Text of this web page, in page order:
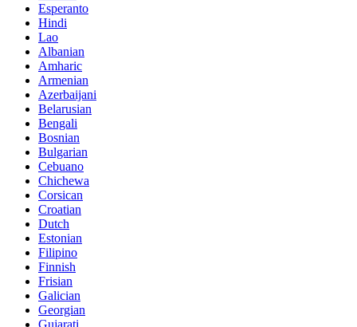
Esperanto
Hindi
Lao
Albanian
Amharic
Armenian
Azerbaijani
Belarusian
Bengali
Bosnian
Bulgarian
Cebuano
Chichewa
Corsican
Croatian
Dutch
Estonian
Filipino
Finnish
Frisian
Galician
Georgian
Gujarati